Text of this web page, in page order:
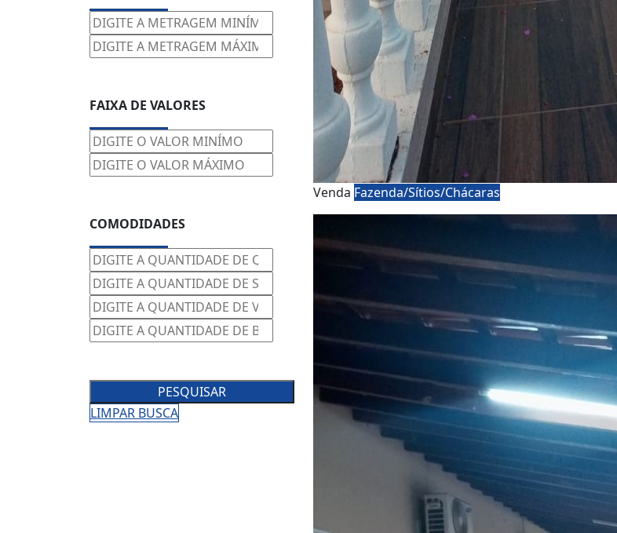
FAIXA DE VALORES
COMODIDADES
PESQUISAR
LIMPAR BUSCA
Venda Fazenda/Sítios/Chácaras